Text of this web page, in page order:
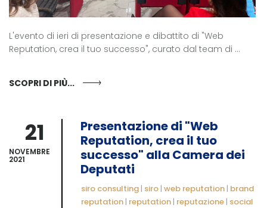
L'evento di ieri di presentazione e dibattito di "Web
Reputation, crea il tuo successo", curato dal team di ...
SCOPRI DI PIÙ...
21
NOVEMBRE
2021
Presentazione di "Web
Reputation, crea il tuo
successo" alla Camera dei
Deputati
siro consulting | siro | web reputation | brand
reputation | reputation | reputazione | social